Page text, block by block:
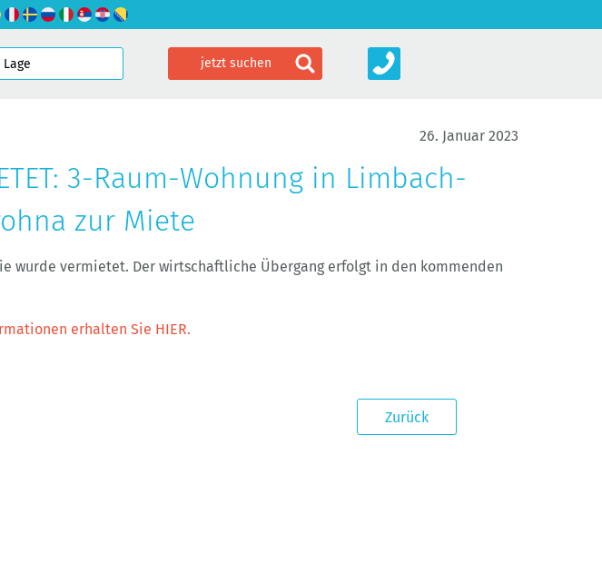
26. Januar 2023
3-Raum-Wohnung in Limbach-
zur Miete
wurde vermietet. Der wirtschaftliche Übergang erfolgt in den kommenden
erhalten Sie HIER.
Zurück